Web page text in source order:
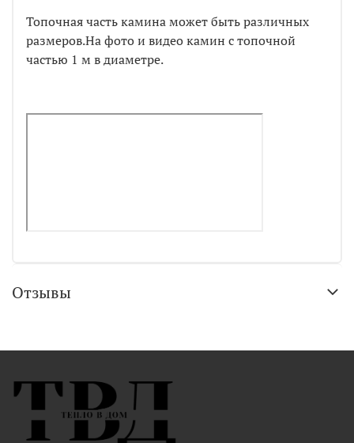
Топочная часть камина может быть различных
размеров.На фото и видео камин с топочной
частью 1 м в диаметре.
Отзывы